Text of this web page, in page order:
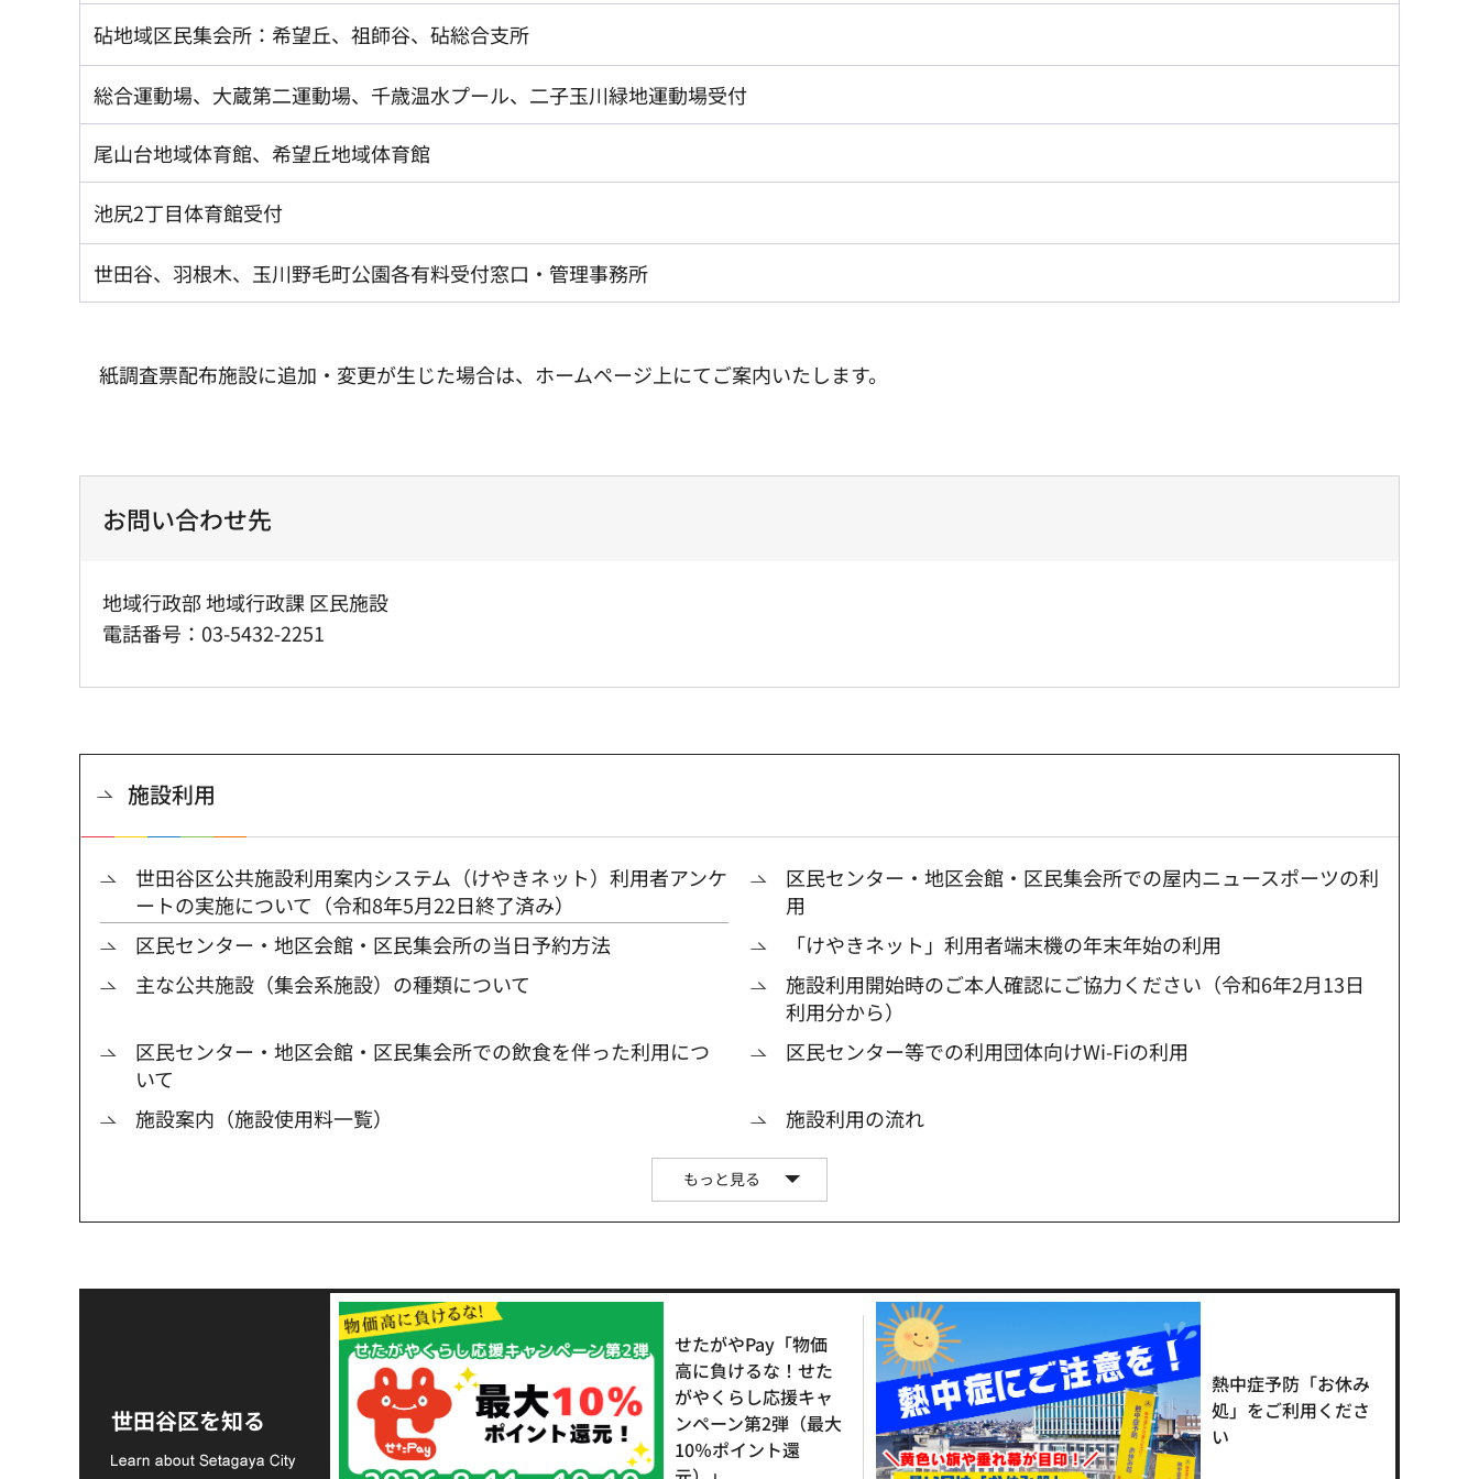
砧地域区民集会所：希望丘、祖師谷、砧総合支所
総合運動場、大蔵第二運動場、千歳温水プール、二子玉川緑地運動場受付
尾山台地域体育館、希望丘地域体育館
池尻2丁目体育館受付
世田谷、羽根木、玉川野毛町公園各有料受付窓口・管理事務所
紙調査票配布施設に追加・変更が生じた場合は、ホームページ上にてご案内いたします。
お問い合わせ先
地域行政部 地域行政課 区民施設
電話番号：03-5432-2251
施設利用
世田谷区公共施設利用案内システム（けやきネット）利用者アンケ
ートの実施について（令和8年5月22日終了済み）
区民センター・地区会館・区民集会所での屋内ニュースポーツの利
用
区民センター・地区会館・区民集会所の当日予約方法
「けやきネット」利用者端末機の年末年始の利用
主な公共施設（集会系施設）の種類について
施設利用開始時のご本人確認にご協力ください（令和6年2月13日
利用分から）
区民センター・地区会館・区民集会所での飲食を伴った利用につ
いて
区民センター等での利用団体向けWi-Fiの利用
施設案内（施設使用料一覧） 施設利用の流れ
もっと見る
世田谷区を知る
支援金の募集につい
て
せたがやPay「物価
高に負けるな！せた
がやくらし応援キャ
ンペーン第2弾（最大
10％ポイント還
熱中症予防「お休み
処」をご利用くださ
い